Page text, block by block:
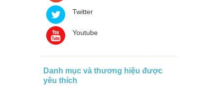
Twitter
Youtube
Danh mục và thương hiệu được
yêu thích